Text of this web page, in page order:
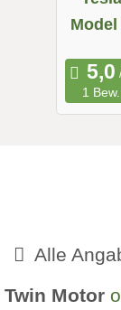
Model
e
1 Bew.
Alle
Twin Motor